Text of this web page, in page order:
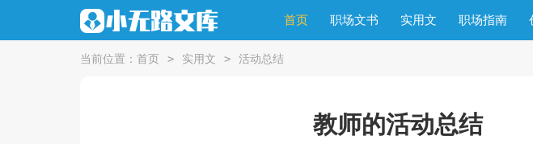
首页 职场文书 实用文 职场指南
当前位置： 首页 > 实用文 > 活动总结
教师的活动总结